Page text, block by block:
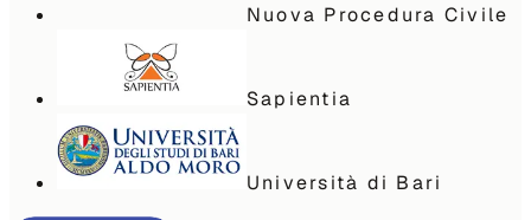
Nuova Procedura Civile
Sapientia
Università di Bari